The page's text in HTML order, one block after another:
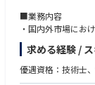
■業務内容
・国内外市場にお
電などの再生可能
ト
・津波防災システ
求める経験 /
優遇資格：技術士